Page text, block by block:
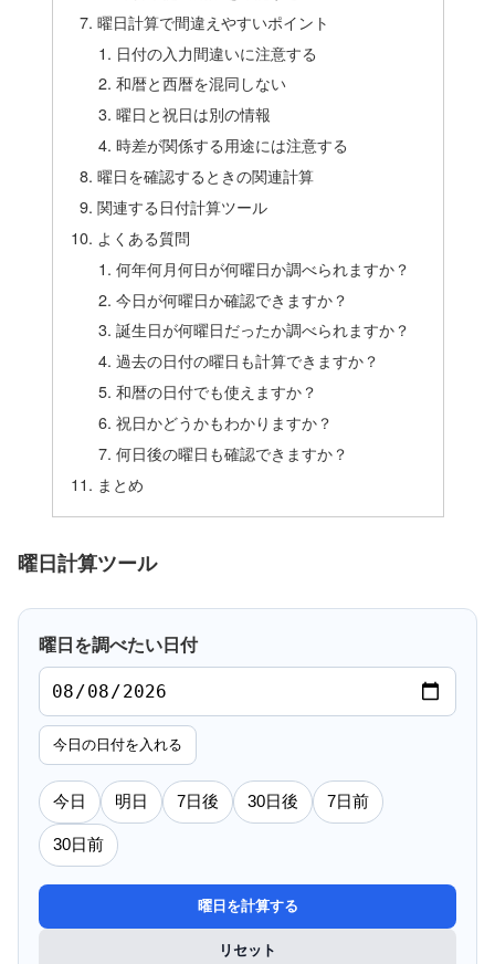
曜日計算で間違えやすいポイント
日付の入力間違いに注意する
和暦と西暦を混同しない
曜日と祝日は別の情報
時差が関係する用途には注意する
曜日を確認するときの関連計算
関連する日付計算ツール
よくある質問
何年何月何日が何曜日か調べられますか？
今日が何曜日か確認できますか？
誕生日が何曜日だったか調べられますか？
過去の日付の曜日も計算できますか？
和暦の日付でも使えますか？
祝日かどうかもわかりますか？
何日後の曜日も確認できますか？
まとめ
曜日計算ツール
曜日を調べたい日付
今日の日付を入れる
今日 明日 7日後 30日後 7日前
30日前
曜日を計算する
リセット